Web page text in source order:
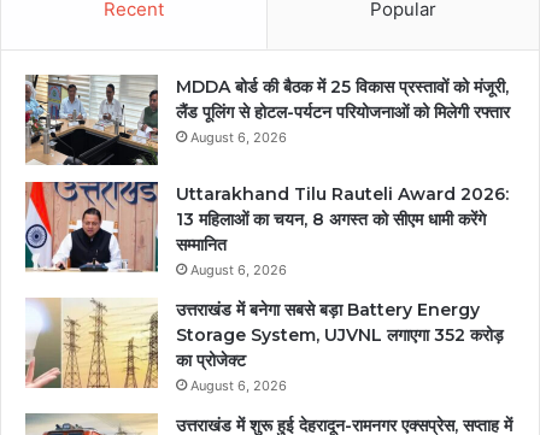
Recent Popular
MDDA बोर्ड की बैठक में 25 विकास प्रस्तावों को मंजूरी,
लैंड पूलिंग से होटल-पर्यटन परियोजनाओं को मिलेगी रफ्तार
August 6, 2026
Uttarakhand Tilu Rauteli Award 2026:
13 महिलाओं का चयन, 8 अगस्त को सीएम धामी करेंगे
सम्मानित
August 6, 2026
उत्तराखंड में बनेगा सबसे बड़ा Battery Energy
Storage System, UJVNL लगाएगा 352 करोड़
का प्रोजेक्ट
August 6, 2026
उत्तराखंड में शुरू हुई देहरादून-रामनगर एक्सप्रेस, सप्ताह में